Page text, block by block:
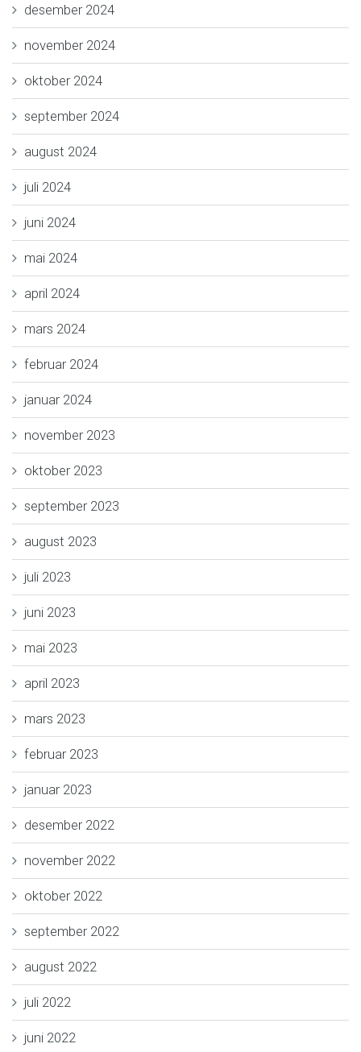
desember 2024
november 2024
oktober 2024
september 2024
august 2024
juli 2024
juni 2024
mai 2024
april 2024
mars 2024
februar 2024
januar 2024
november 2023
oktober 2023
september 2023
august 2023
juli 2023
juni 2023
mai 2023
april 2023
mars 2023
februar 2023
januar 2023
desember 2022
november 2022
oktober 2022
september 2022
august 2022
juli 2022
juni 2022